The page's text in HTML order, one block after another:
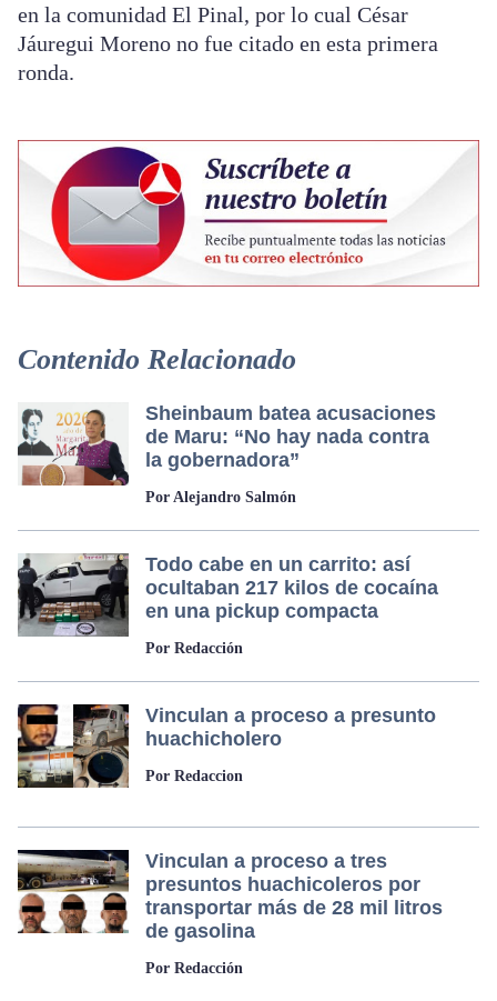
en la comunidad El Pinal, por lo cual César
Jáuregui Moreno no fue citado en esta primera
ronda.
Contenido Relacionado
Sheinbaum batea acusaciones
de Maru: “No hay nada contra
la gobernadora”
Por Alejandro Salmón
Todo cabe en un carrito: así
ocultaban 217 kilos de cocaína
en una pickup compacta
Por Redacción
Vinculan a proceso a presunto
huachicholero
Por Redaccion
Vinculan a proceso a tres
presuntos huachicoleros por
transportar más de 28 mil litros
de gasolina
Por Redacción